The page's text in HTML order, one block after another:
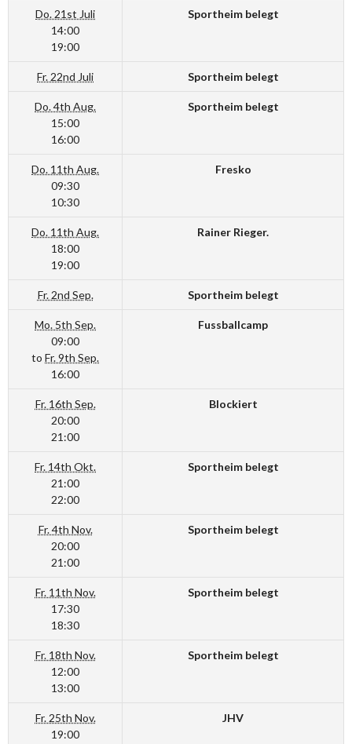
Do. 21st Juli
14:00
19:00
Sportheim belegt
Fr. 22nd Juli Sportheim belegt
Do. 4th Aug.
15:00
16:00
Sportheim belegt
Do. 11th Aug.
09:30
10:30
Fresko
Do. 11th Aug.
18:00
19:00
Rainer Rieger.
Fr. 2nd Sep. Sportheim belegt
Mo. 5th Sep.
09:00
to Fr. 9th Sep.
16:00
Fussballcamp
Fr. 16th Sep.
20:00
21:00
Blockiert
Fr. 14th Okt.
21:00
22:00
Sportheim belegt
Fr. 4th Nov.
20:00
21:00
Sportheim belegt
Fr. 11th Nov.
17:30
18:30
Sportheim belegt
Fr. 18th Nov.
12:00
13:00
Sportheim belegt
Fr. 25th Nov.
19:00
JHV